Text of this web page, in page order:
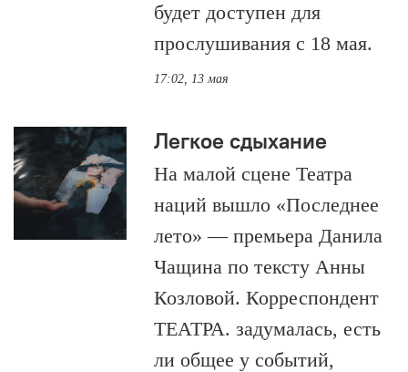
будет доступен для
прослушивания с 18 мая.
17:02, 13 мая
Легкое сдыхание
На малой сцене Театра
наций вышло «Последнее
лето» — премьера Данила
Чащина по тексту Анны
Козловой. Корреспондент
ТЕАТРА. задумалась, есть
ли общее у событий,